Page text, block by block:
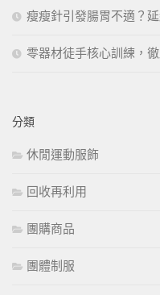
瘦瘦針引發腸胃不適？
零器材徒手核心訓練，
分類
休閒運動服飾
回收再利用
團購商品
團體制服